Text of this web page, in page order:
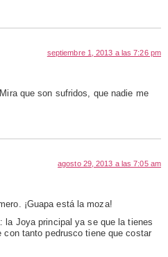
septiembre 1, 2013 a las 7:26 pm
que son sufridos, que nadie me
agosto 29, 2013 a las 7:05 am
¡Guapa está la moza!
la Joya principal ya se que la tienes
tanto pedrusco tiene que costar